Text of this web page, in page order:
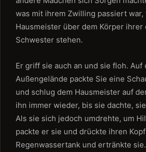
was mit ihrem Zwilling passiert war,
Hausmeister über dem Körper ihrer
Schwester stehen.
Er griff sie auch an und sie floh. Auf
Außengelände packte Sie eine
und schlug dem Hausmeister auf
ihn immer wieder, bis sie dachte,
Als sie sich jedoch umdrehte, um
packte er sie und drückte ihren
Regenwassertank und ertränkte